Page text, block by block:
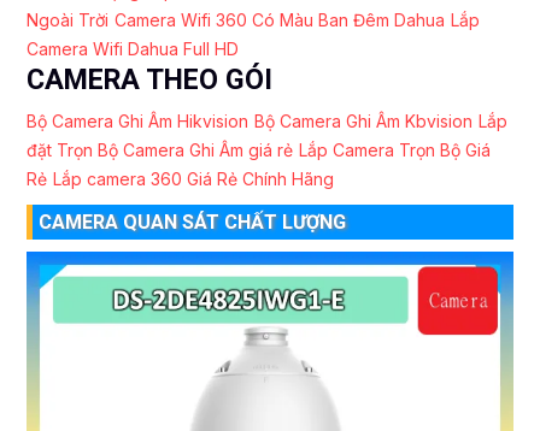
Ngoài Trời Camera Wifi 360 Có Màu Ban Đêm Dahua Lắp
Camera Wifi Dahua Full HD
CAMERA THEO GÓI
Bộ Camera Ghi Âm Hikvision Bộ Camera Ghi Âm Kbvision Lắp
đặt Trọn Bộ Camera Ghi Âm giá rẻ Lắp Camera Trọn Bộ Giá
Rẻ Lắp camera 360 Giá Rẻ Chính Hãng
CAMERA QUAN SÁT CHẤT LƯỢNG